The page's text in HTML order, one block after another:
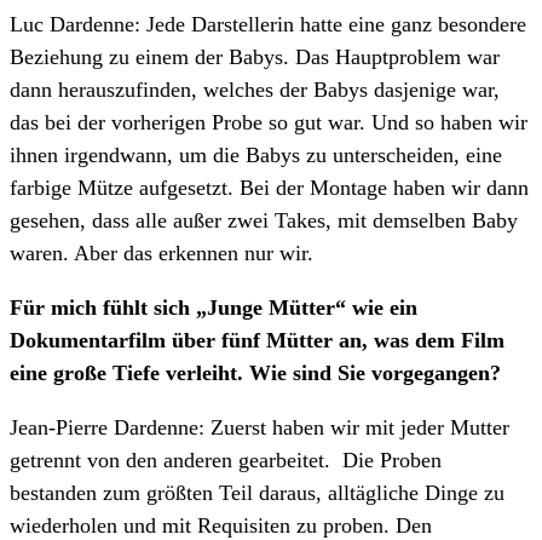
Luc Dardenne: Jede Darstellerin hatte eine ganz besondere
Beziehung zu einem der Babys. Das Hauptproblem war
dann herauszufinden, welches der Babys dasjenige war,
das bei der vorherigen Probe so gut war. Und so haben wir
ihnen irgendwann, um die Babys zu unterscheiden, eine
farbige Mütze aufgesetzt. Bei der Montage haben wir dann
gesehen, dass alle außer zwei Takes, mit demselben Baby
waren. Aber das erkennen nur wir.
Für mich fühlt sich „Junge Mütter“ wie ein
Dokumentarfilm über fünf Mütter an, was dem Film
eine große Tiefe verleiht. Wie sind Sie vorgegangen?
Jean-Pierre Dardenne: Zuerst haben wir mit jeder Mutter
getrennt von den anderen gearbeitet. Die Proben
bestanden zum größten Teil daraus, alltägliche Dinge zu
wiederholen und mit Requisiten zu proben. Den